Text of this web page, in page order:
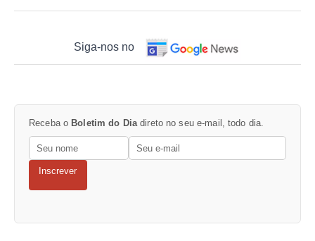
Siga-nos no
Receba o Boletim do Dia direto no seu e-mail, todo dia.
Inscrever